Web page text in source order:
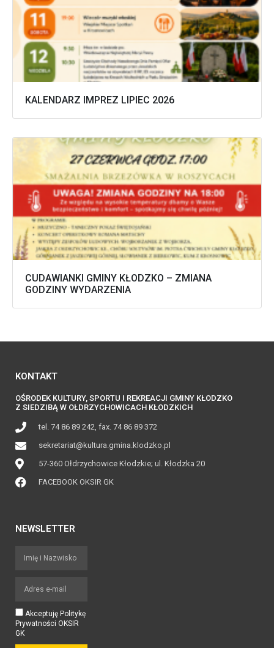
KALENDARZ IMPREZ LIPIEC 2026
CUDAWIANKI GMINY KŁODZKO – ZMIANA
GODZINY WYDARZENIA
KONTAKT
OŚRODEK KULTURY, SPORTU I REKREACJI GMINY KŁODZKO
Z SIEDZIBĄ W OŁDRZYCHOWICACH KŁODZKICH
tel. 74 86 89 242, fax. 74 86 89 372
sekretariat@kultura.gmina.klodzko.pl
57-360 Ołdrzychowice Kłodzkie; ul. Kłodzka 20
FACEBOOK OKSIR GK
NEWSLETTER
Akceptuję Politykę
Prywatności OKSIR
GK